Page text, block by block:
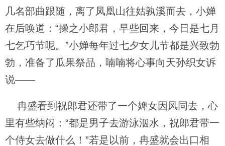
几名部曲跟随，离了凤凰山往姑孰溪而去，小婵
在后唤道：“操之小郎君，早些回来，今日是七月
七乞巧节呢。”小婵每年过七夕女儿节都是兴致勃
勃，准备了瓜果祭品，喃喃将心事向天孙织女诉
说——
冉盛看到祝郎君还带了一个婢女因风同去，心
里有些纳闷：“都是男子去游泳泅水，祝郎君带一
个侍女去做什么！”若是以前，冉盛就会出口相